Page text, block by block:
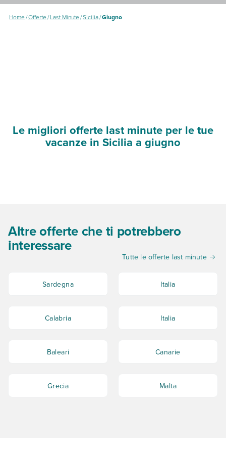
Home/Offerte/Last Minute/Sicilia/Giugno
Le migliori offerte last minute per le tue
vacanze in Sicilia a giugno
Altre offerte che ti potrebbero
interessare
Tutte le offerte last minute
Sardegna Italia
Calabria Italia
Baleari Canarie
Grecia Malta